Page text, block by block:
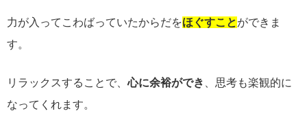
力が入ってこわばっていたからだをほぐすことができま
す。
リラックスすることで、心に余裕ができ
、思考も楽観的に
なってくれます。